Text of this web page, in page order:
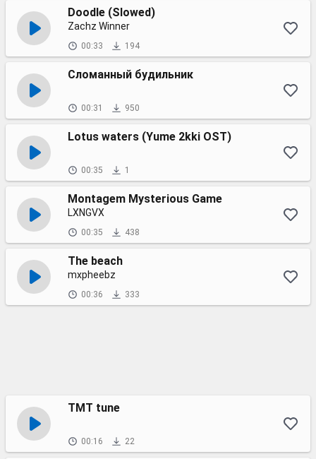
Doodle (Slowed)
Zachz Winner
00:33 194
Сломанный будильник
00:31 950
Lotus waters (Yume 2kki OST)
00:35 1
Montagem Mysterious Game
LXNGVX
00:35 438
The beach
mxpheebz
00:36 333
TMT tune
00:16 22